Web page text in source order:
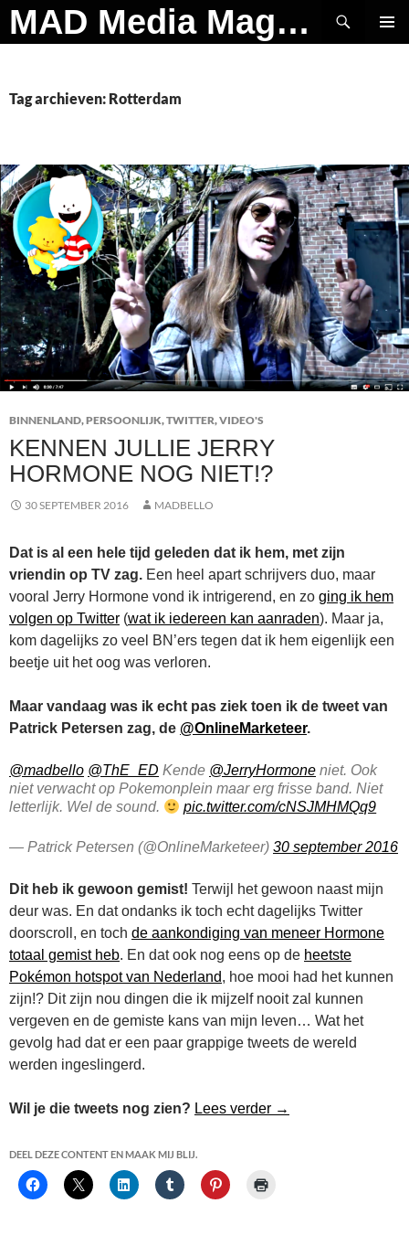
Ga
naar
MAD Media Magazine
Zoeken
Tag archieven: Rotterdam
BINNENLAND,PERSOONLIJK,TWITTER,VIDEO'S
KENNEN JULLIE JERRY
HORMONE NOG NIET!?
30 SEPTEMBER 2016 MADBELLO
Dat is al een hele tijd geleden dat ik hem, met zijn
vriendin op TV zag. Een heel apart schrijvers duo, maar
vooral Jerry Hormone vond ik intrigerend, en zo ging ik hem
volgen op Twitter (wat ik iedereen kan aanraden). Maar ja,
kom dagelijks zo veel BN’ers tegen dat ik hem eigenlijk een
beetje uit het oog was verloren.
Maar vandaag was ik echt pas ziek toen ik de tweet van
Patrick Petersen zag, de @OnlineMarketeer.
@madbello @ThE_ED Kende @JerryHormone niet. Ook
niet verwacht op Pokemonplein maar erg frisse band. Niet
letterlijk. Wel de sound.
pic.twitter.com/cNSJMHMQq9
— Patrick Petersen (@OnlineMarketeer) 30 september 2016
Dit heb ik gewoon gemist! Terwijl het gewoon naast mijn
deur was. En dat ondanks ik toch echt dagelijks Twitter
doorscroll, en toch de aankondiging van meneer Hormone
totaal gemist heb. En dat ook nog eens op de heetste
Pokémon hotspot van Nederland, hoe mooi had het kunnen
zijn!? Dit zijn nou dingen die ik mijzelf nooit zal kunnen
vergeven en de gemiste kans van mijn leven… Wat het
gevolg had dat er een paar grappige tweets de wereld
werden ingeslingerd.
Wil je die tweets nog zien? Lees verder Kennen jullie Jerry
→
DEEL DEZE CONTENT EN MAAK MIJ BLIJ.